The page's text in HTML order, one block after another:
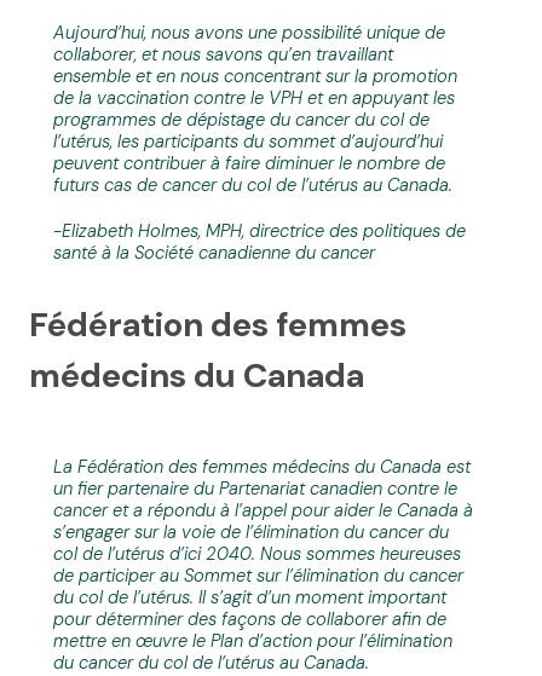
Aujourd’hui, nous avons une possibilité unique de
collaborer, et nous savons qu’en travaillant
ensemble et en nous concentrant sur la promotion
de la vaccination contre le VPH et en appuyant les
programmes de dépistage du cancer du col de
l’utérus, les participants du sommet d’aujourd’hui
peuvent contribuer à faire diminuer le nombre de
futurs cas de cancer du col de l’utérus au Canada.
-Elizabeth Holmes, MPH, directrice des politiques de
santé à la Société canadienne du cancer
Fédération des femmes
médecins du Canada
La Fédération des femmes médecins du Canada est
un fier partenaire du Partenariat canadien contre le
cancer et a répondu à l’appel pour aider le Canada à
s’engager sur la voie de l’élimination du cancer du
col de l’utérus d’ici 2040. Nous sommes heureuses
de participer au Sommet sur l’élimination du cancer
du col de l’utérus. Il s’agit d’un moment important
pour déterminer des façons de collaborer afin de
mettre en œuvre le Plan d’action pour l’élimination
du cancer du col de l’utérus au Canada.